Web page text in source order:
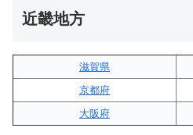
近畿地方
滋賀県
京都府
大阪府